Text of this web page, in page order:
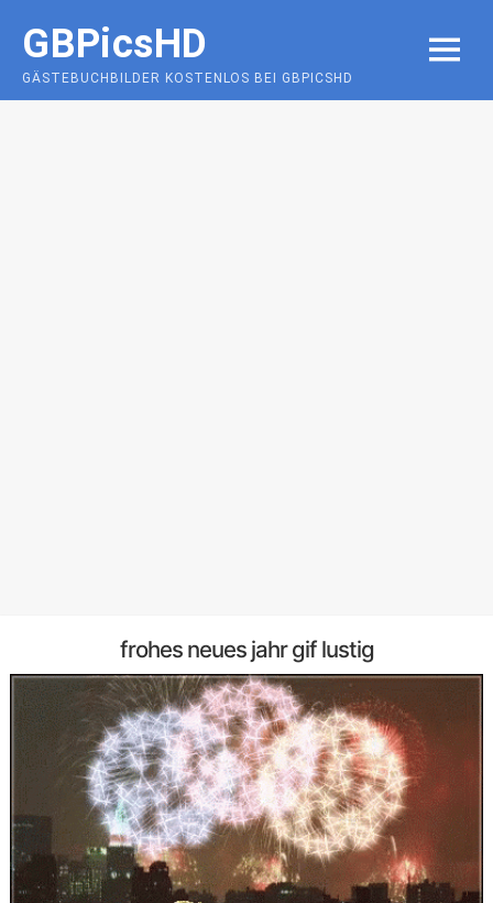
content
GBPicsHD
GÄSTEBUCHBILDER KOSTENLOS BEI GBPICSHD
MENU
frohes neues jahr gif lustig